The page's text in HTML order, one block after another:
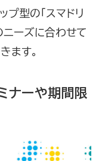
プ型の「スマドリ
ニーズに合わせて
ます。
ナーや期間限